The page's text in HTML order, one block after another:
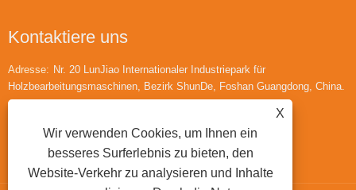
Kontaktiere uns
Adresse: Nr. 20 LunJiao Internationaler Industriepark für
Holzbearbeitungsmaschinen, Bezirk ShunDe, Foshan Guangdong, China.
huaihuailiu1@gmail.com
X
Wir verwenden Cookies, um Ihnen ein
besseres Surferlebnis zu bieten, den
Website-Verkehr zu analysieren und Inhalte